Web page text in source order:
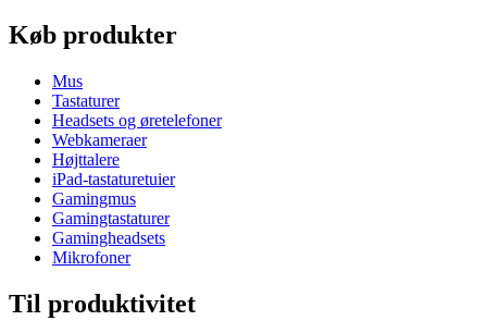
Køb produkter
Mus
Tastaturer
Headsets og øretelefoner
Webkameraer
Højttalere
iPad-tastaturetuier
Gamingmus
Gamingtastaturer
Gamingheadsets
Mikrofoner
Til produktivitet